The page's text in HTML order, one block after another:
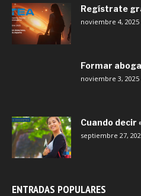
Regístrate
noviembre 4, 2025
Formar
noviembre 3, 2025
Cuando decir
septiembre 27,
ENTRADAS POPULARES